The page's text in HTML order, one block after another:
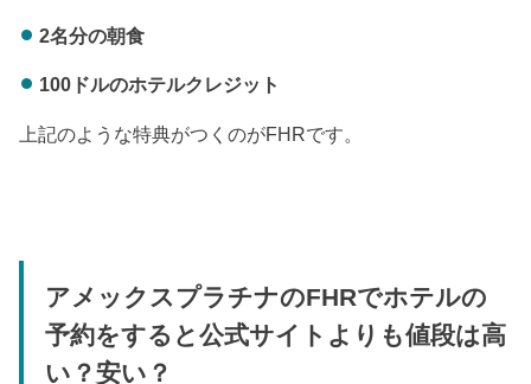
2名分の朝食
100ドルのホテルクレジット
上記のような特典がつくのがFHRです。
アメックスプラチナのFHRでホテルの
予約をすると公式サイトよりも値段は高
い？安い？